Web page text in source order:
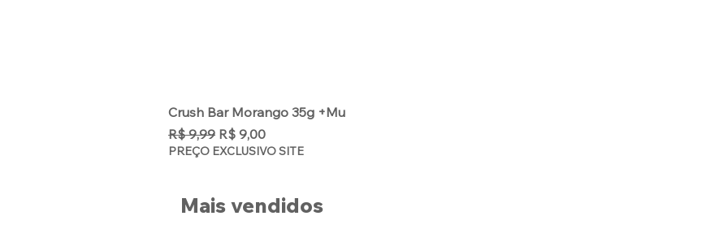
Crush Bar Morango 35g +Mu
Preço normal
R$ 9,99 Preço promocional
R$ 9,00
PREÇO EXCLUSIVO SITE
Mais vendidos